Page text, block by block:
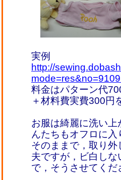
実例
http://
料金はパターン代
＋材料費実費300円
お服は綺麗に洗い
んたちもオフロに
そのままで，取り
夫ですが，ビ白し
で，そうさせてくだ